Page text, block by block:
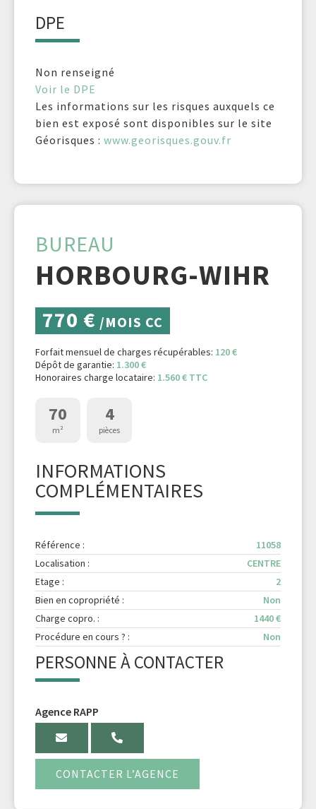
BUREAU
HORBOURG-WIHR
770 € /MOIS CC
Forfait mensuel de charges récupérables: 120 €
Dépôt de garantie: 1.300 €
Honoraires charge locataire: 1.560 € TTC
70
m²
4
pièces
INFORMATIONS
COMPLÉMENTAIRES
Référence :
11058
Localisation :
CENTRE
Etage :
2
Bien en copropriété :
Non
Charge copro. :
1440 €
Procédure en cours ? :
Non
PERSONNE À CONTACTER
Agence RAPP
CONTACTER L’AGENCE
DPE
Non renseigné
Voir le DPE
Les informations sur les risques auxquels ce
bien est exposé sont disponibles sur le site
Géorisques : www.georisques.gouv.fr